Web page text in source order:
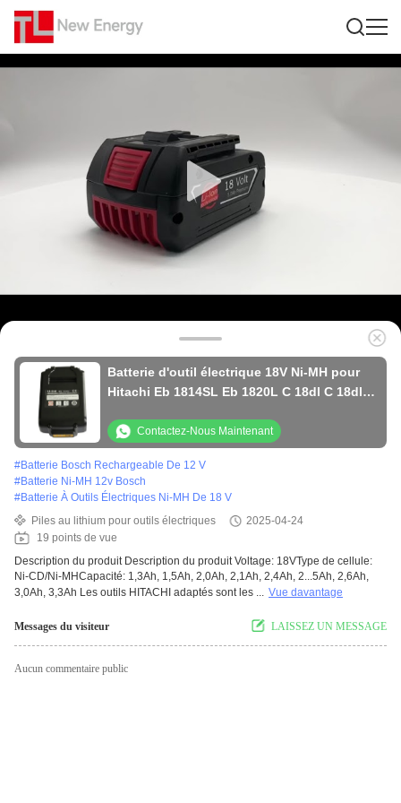
Batterie d'outil électrique 18V Ni-MH pour
Hitachi Eb 1814SL Eb 1820L C 18dl C 18dlx
Contactez-Nous Maintenant
#Batterie Bosch Rechargeable De 12 V
#Batterie Ni-MH 12v Bosch
#Batterie À Outils Électriques Ni-MH De 18 V
Piles au lithium pour outils électriques
2025-04-24
19 points de vue
Description du produit Description du produit Voltage: 18VType de cellule:
Ni-CD/Ni-MHCapacité: 1,3Ah, 1,5Ah, 2,0Ah, 2,1Ah, 2,4Ah, 2...5Ah, 2,6Ah,
3,0Ah, 3,3Ah Les outils HITACHI adaptés sont les ... Vue davantage
Messages du visiteur LAISSEZ UN MESSAGE
Aucun commentaire public